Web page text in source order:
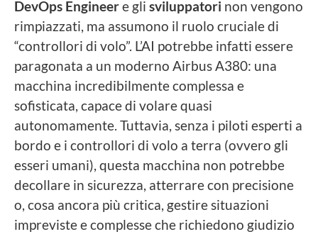
DevOps Engineere gli sviluppatori non vengono
rimpiazzati, ma assumono il ruolo cruciale di
“controllori di volo”. L’AI potrebbe infatti essere
paragonata a un moderno Airbus A380: una
macchina incredibilmente complessa e
sofisticata, capace di volare quasi
autonomamente. Tuttavia, senza i piloti esperti a
bordo e i controllori di volo a terra (ovvero gli
esseri umani), questa macchina non potrebbe
decollare in sicurezza, atterrare con precisione
o, cosa ancora più critica, gestire situazioni
impreviste e complesse che richiedono giudizio